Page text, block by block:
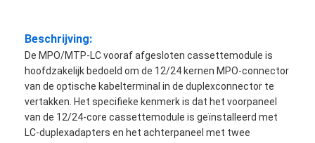
Beschrijving:
De MPO/MTP-LC vooraf afgesloten cassettemodule is
hoofdzakelijk bedoeld om de 12/24 kernen MPO-connector
van de optische kabelterminal in de duplexconnector te
vertakken. Het specifieke kenmerk is dat het voorpaneel
van de 12/24-core cassettemodule is geïnstalleerd met
LC-duplexadapters en het achterpaneel met twee